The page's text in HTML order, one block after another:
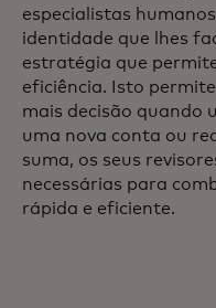
especialistas
identidade que lhes
estratégia que
eficiência. Isto
mais decisão quando
uma nova conta ou
suma, os seus
necessárias para
rápida e eficiente.